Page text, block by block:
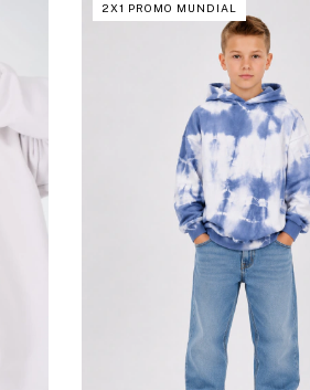
2X1 PROMO MUNDIAL